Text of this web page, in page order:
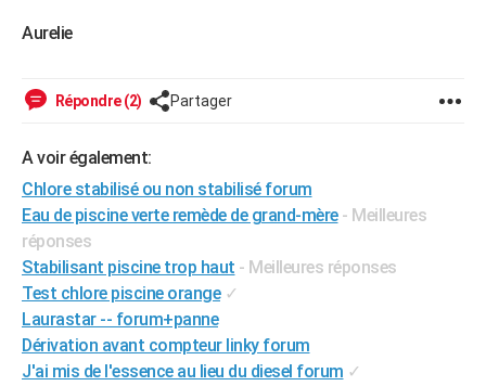
Aurelie
Répondre (2) Partager
A voir également:
Chlore stabilisé ou non stabilisé forum
Eau de piscine verte remède de grand-mère - Meilleures
réponses
Stabilisant piscine trop haut - Meilleures réponses
Test chlore piscine orange ✓
Laurastar -- forum+panne
Dérivation avant compteur linky forum
J'ai mis de l'essence au lieu du diesel forum ✓